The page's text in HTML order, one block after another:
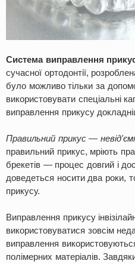
Система виправлення
сучасної ортодонтії,
було можливо тільки за
використовувати спеціальні
виправлення прикусу
Правильний прикус —
правильний прикус, мріють
брекетів — процес довгий і
доведеться носити два роки,
прикусу.
Виправлення прикусу
використовуватися зовсім
виправлення
полімерних матеріалів.